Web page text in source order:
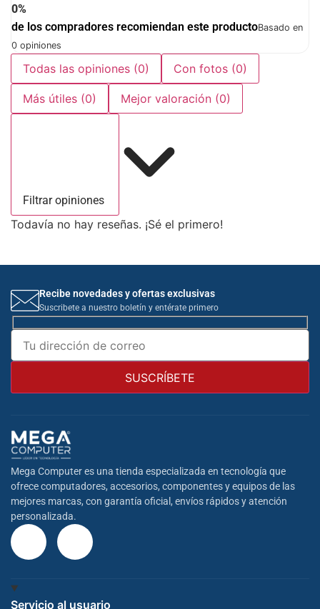
0%
de los compradores recomiendan este productoBasado en
0 opiniones
Todas las opiniones (0) Con fotos (0)
Más útiles (0) Mejor valoración (0)
Filtrar opiniones
Todavía no hay reseñas. ¡Sé el primero!
Recibe novedades y ofertas exclusivas
Suscribete a nuestro boletín y entérate primero
Mega Computer es una tienda especializada en tecnología que
ofrece computadores, accesorios, componentes y equipos de las
mejores marcas, con garantía oficial, envíos rápidos y atención
personalizada.
Servicio al usuario